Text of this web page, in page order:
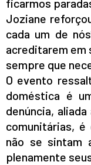
ficarmos
Joziane
cada um de
acreditarem em
sempre que
O evento
doméstica é
denúncia,
comunitárias, é
não se sintam
plenamente